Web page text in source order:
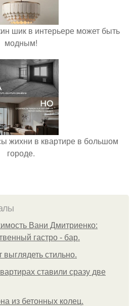
шик в интерьере может быть
модным!
жихни в квартире в большом
городе.
Вани Дмитриенко:
гастро - бар.
выглядеть стильнo.
ставили сразу две
из бетонных колец.